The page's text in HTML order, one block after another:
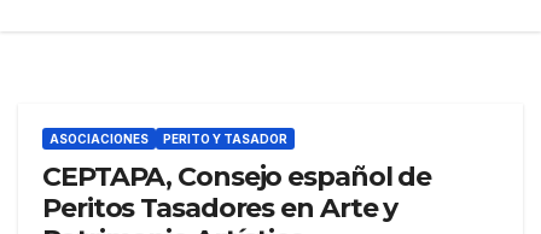
ASOCIACIONES PERITO Y TASADOR
CEPTAPA, Consejo español de
Peritos Tasadores en Arte y